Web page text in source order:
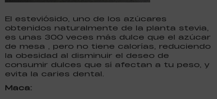
El esteviósido, uno de los azúcares
obtenidos naturalmente de la planta stevia,
es unas 300 veces más dulce que el azúcar
de mesa , pero no tiene calorías, reduciendo
la obesidad al disminuir el deseo de
consumir dulces que sí afectan a tu peso, y
evita la caries dental.
Maca: